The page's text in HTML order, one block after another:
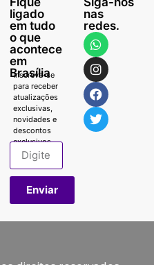
ligado
em tudo
o que
acontece
em
Brasília
Inscreva-se
para receber
atualizações
exclusivas,
novidades e
descontos
exclusivos.
Enviar
nas
redes.